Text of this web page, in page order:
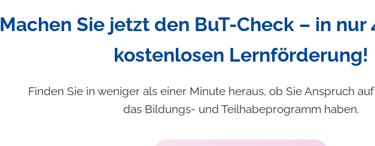
Machen Sie jetzt den BuT-Check – in nur
kostenlosen Lernförderung!
Finden Sie in weniger als einer Minute heraus, ob Sie Anspruch
das Bildungs- und Teilhabeprogramm haben.